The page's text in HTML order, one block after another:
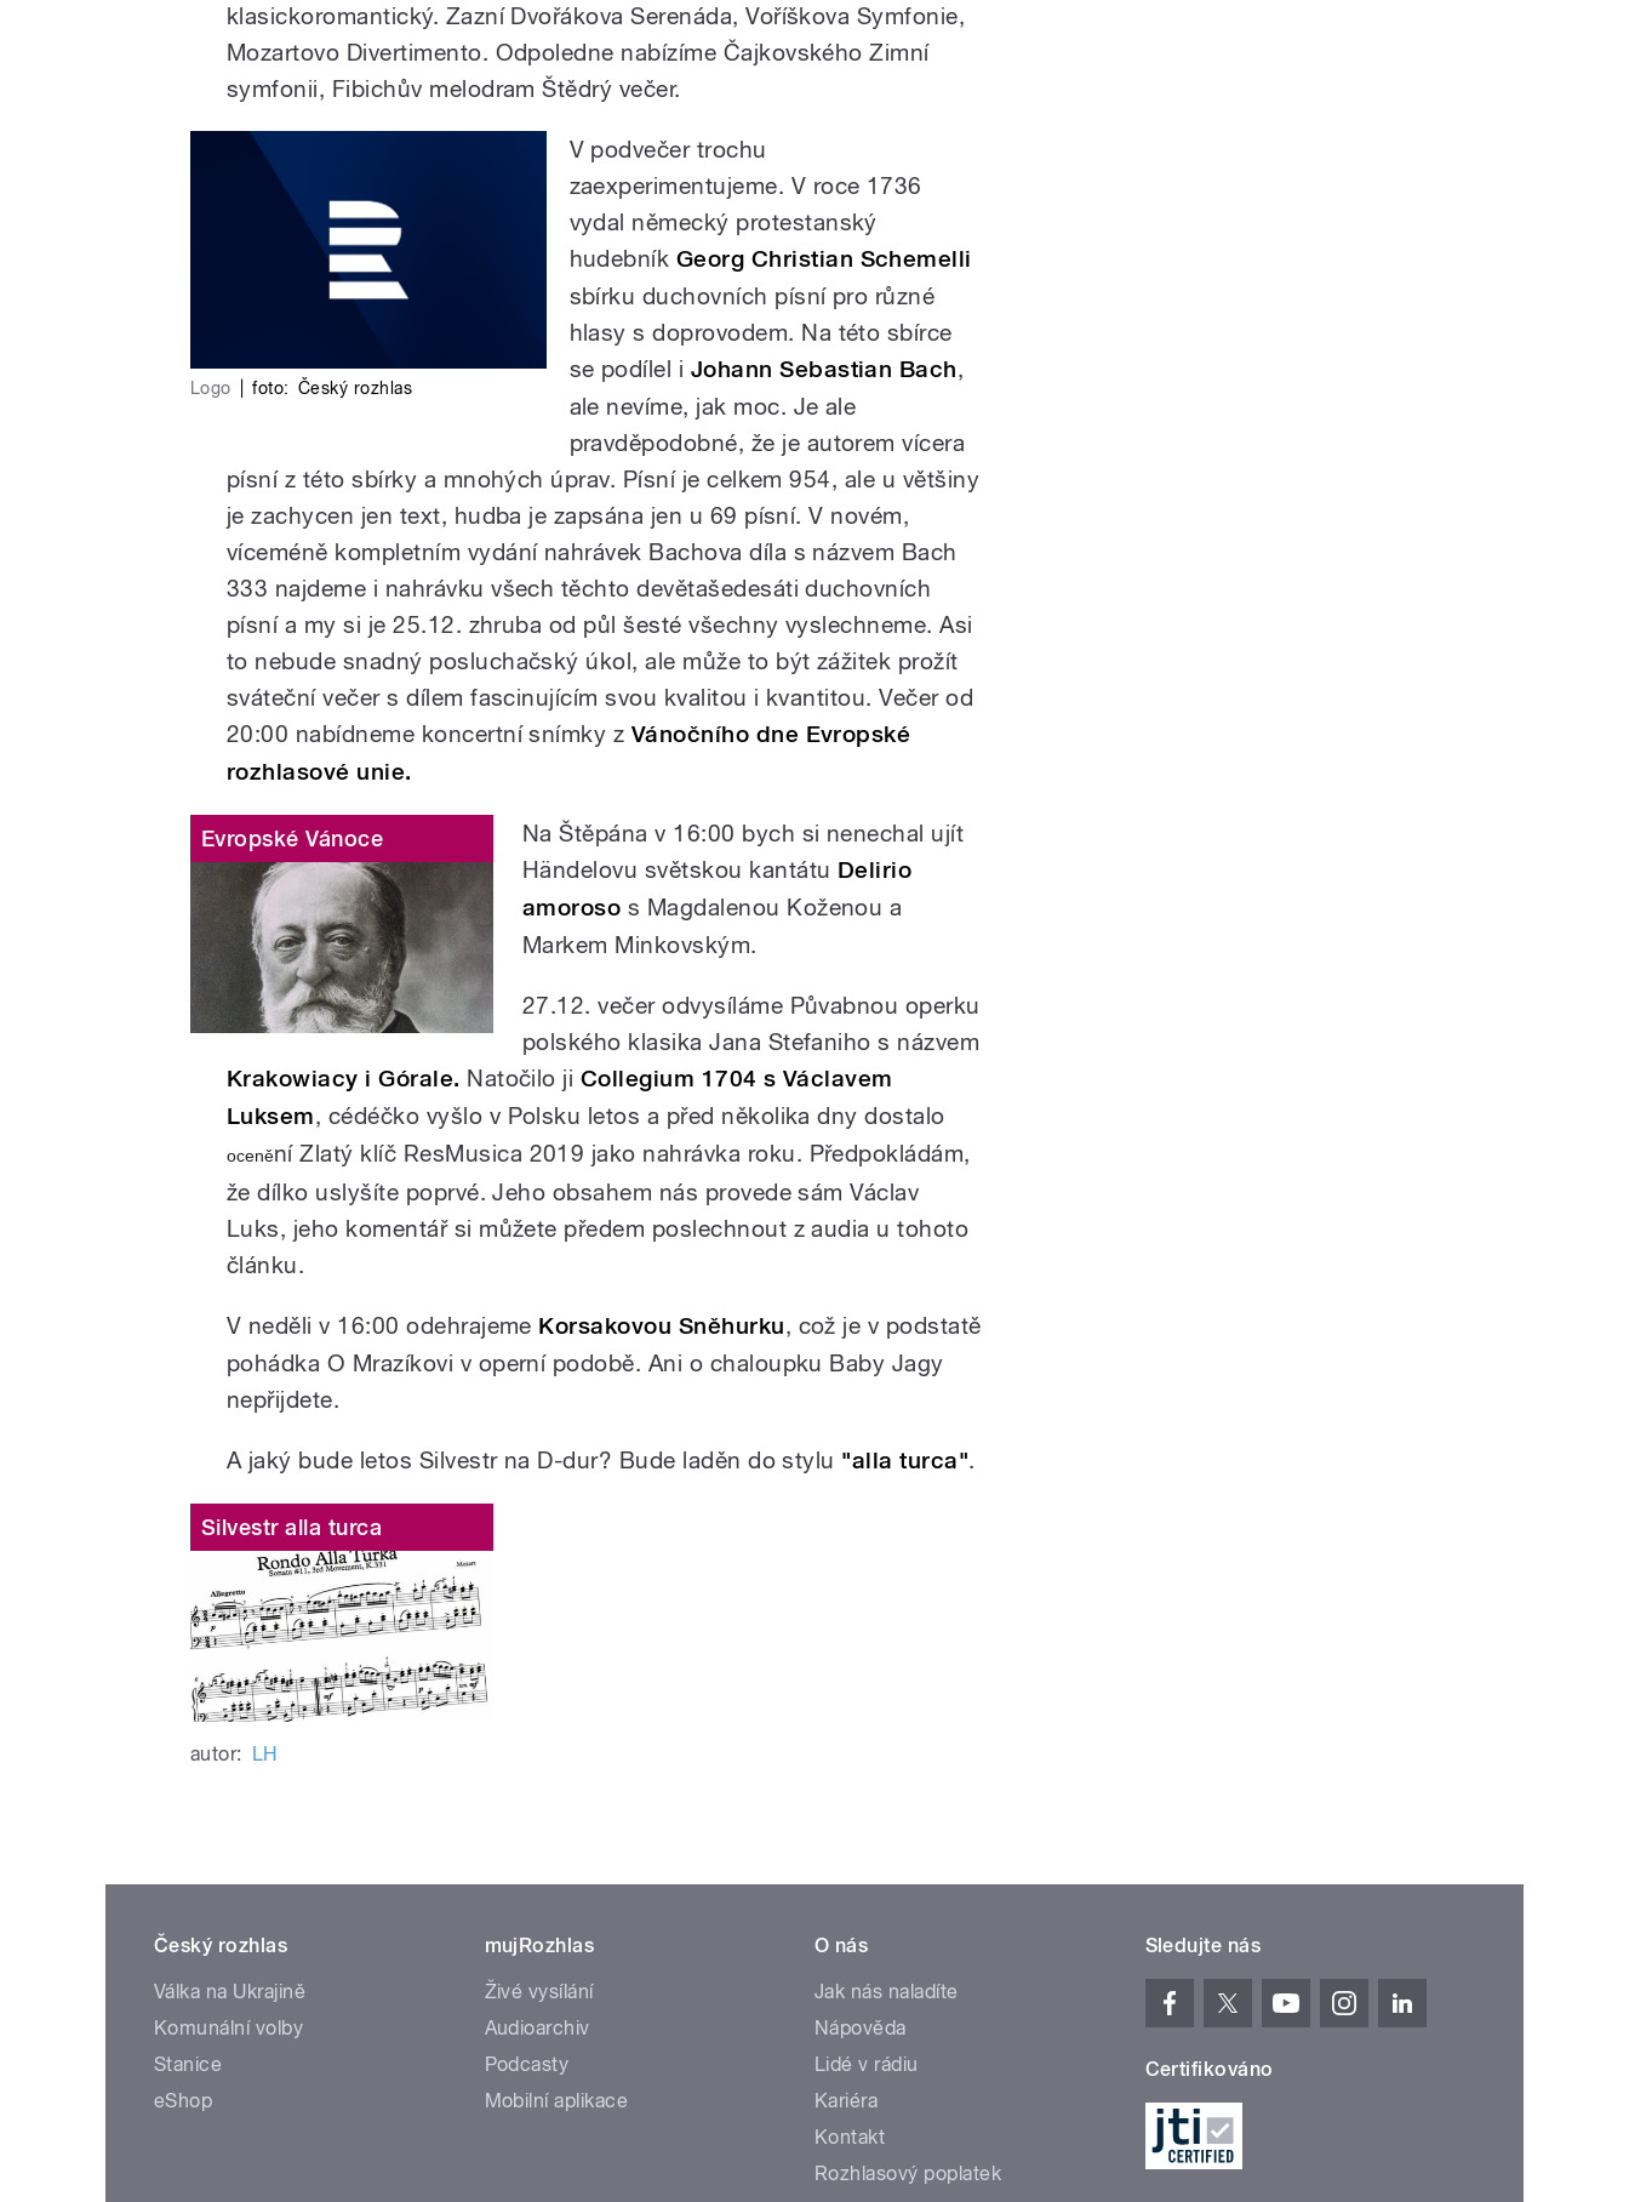
klasickoromantický. Zazní Dvořákova Serenáda, Voříškova Symfonie,
Mozartovo Divertimento. Odpoledne nabízíme Čajkovského Zimní
symfonii, Fibichův melodram Štědrý večer.
Logo foto: Český rozhlas
V podvečer trochu
zaexperimentujeme. V roce 1736
vydal německý protestanský
hudebník Georg Christian Schemelli
sbírku duchovních písní pro různé
hlasy s doprovodem. Na této sbírce
se podílel i Johann Sebastian Bach,
ale nevíme, jak moc. Je ale
pravděpodobné, že je autorem vícera
písní z této sbírky a mnohých úprav. Písní je celkem 954, ale u většiny
je zachycen jen text, hudba je zapsána jen u 69 písní. V novém,
víceméně kompletním vydání nahrávek Bachova díla s názvem Bach
333 najdeme i nahrávku všech těchto devětašedesáti duchovních
písní a my si je 25.12. zhruba od půl šesté všechny vyslechneme. Asi
to nebude snadný posluchačský úkol, ale může to být zážitek prožít
sváteční večer s dílem fascinujícím svou kvalitou i kvantitou. Večer od
20:00 nabídneme koncertní snímky z Vánočního dne Evropské
rozhlasové unie.
Evropské Vánoce
Na Štěpána v 16:00 bych si nenechal ujít
Händelovu světskou kantátu Delirio
amoroso s Magdalenou Koženou a
Markem Minkovským.
27.12. večer odvysíláme Půvabnou operku
polského klasika Jana Stefaniho s názvem
Krakowiacy i Górale. Natočilo ji Collegium 1704 s Václavem
Luksem, cédéčko vyšlo v Polsku letos a před několika dny dostalo
ocenění Zlatý klíč ResMusica 2019 jako nahrávka roku. Předpokládám,
že dílko uslyšíte poprvé. Jeho obsahem nás provede sám Václav
Luks, jeho komentář si můžete předem poslechnout z audia u tohoto
článku.
V neděli v 16:00 odehrajeme Korsakovou Sněhurku, což je v podstatě
pohádka O Mrazíkovi v operní podobě. Ani o chaloupku Baby Jagy
nepřijdete.
A jaký bude letos Silvestr na D-dur? Bude laděn do stylu "alla turca".
Silvestr alla turca
autor: LH
Český rozhlas
Válka na Ukrajině
Komunální volby
Stanice
eShop
mujRozhlas
Živé vysílání
Audioarchiv
Podcasty
Mobilní aplikace
O nás
Jak nás naladíte
Nápověda
Lidé v rádiu
Kariéra
Kontakt
Rozhlasový poplatek
Sledujte nás
Certifikováno